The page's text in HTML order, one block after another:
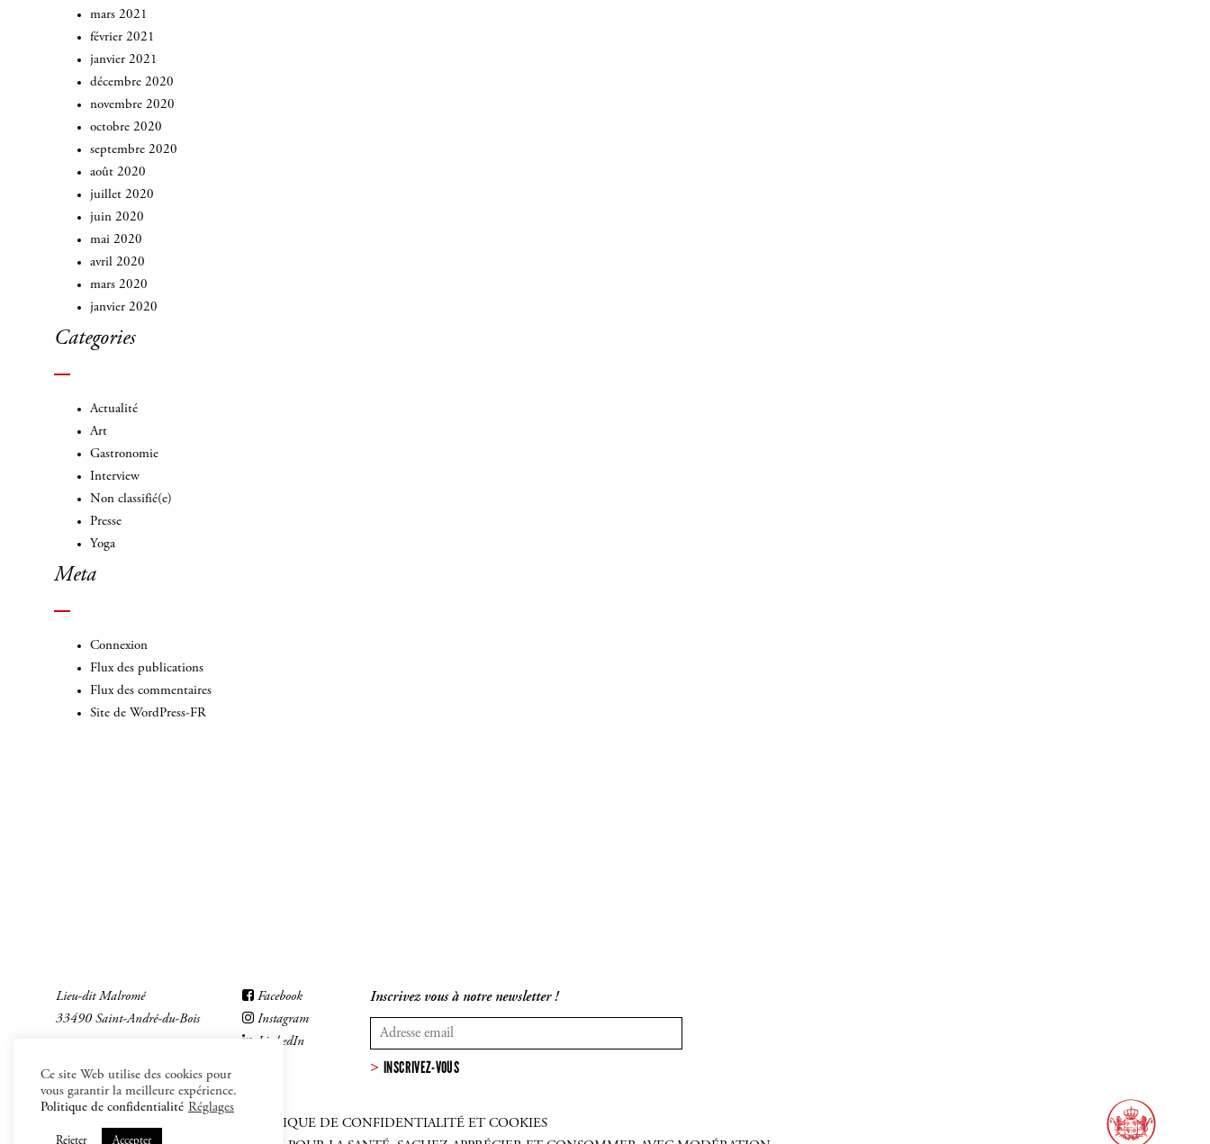
mars 2021
février 2021
janvier 2021
décembre 2020
novembre 2020
octobre 2020
septembre 2020
août 2020
juillet 2020
juin 2020
mai 2020
avril 2020
mars 2020
janvier 2020
Categories
Actualité
Art
Gastronomie
Interview
Non classifié(e)
Presse
Yoga
Meta
Connexion
Flux des publications
Flux des commentaires
Site de WordPress-FR
Lieu-dit Malromé
33490 Saint-André-du-Bois
Facebook
Instagram
LinkedIn
Inscrivez vous à notre newsletter !
INSCRIVEZ-VOUS
POLITIQUE DE CONFIDENTIALITÉ ET COOKIES
Ce site Web utilise des cookies pour
vous garantir la meilleure expérience.
Politique de confidentialité Réglages